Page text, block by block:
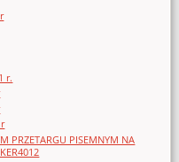
r.
PRZETARGU PISEMNYM NA